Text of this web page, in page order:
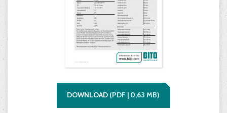
DOWNLOAD (PDF | 0,63 MB)